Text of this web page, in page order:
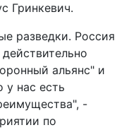
Гринкевич.
разведки. Россия
альянс" и
у нас есть
-
по